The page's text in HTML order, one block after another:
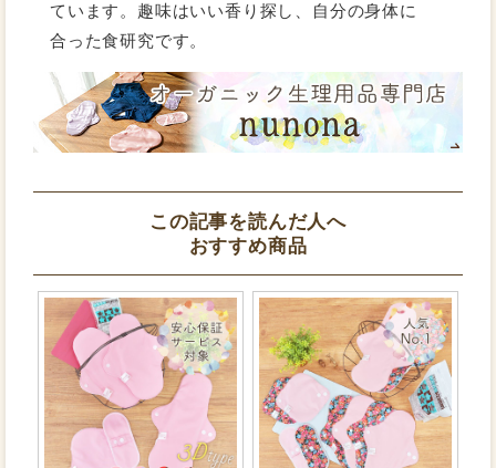
ています。趣味はいい香り探し、自分の身体に
合った食研究です。
この記事を読んだ人へ
おすすめ商品